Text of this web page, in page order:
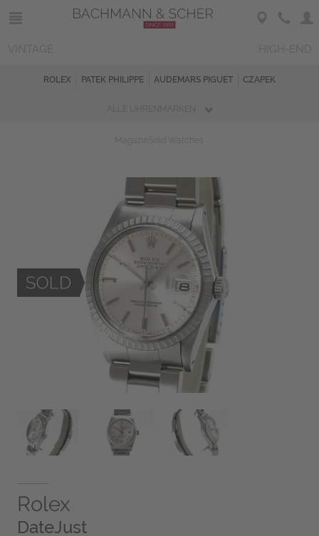
ROLEX PATEK PHILIPPE AUDEMARS PIGUET CZAPEK
Rolex
DateJust